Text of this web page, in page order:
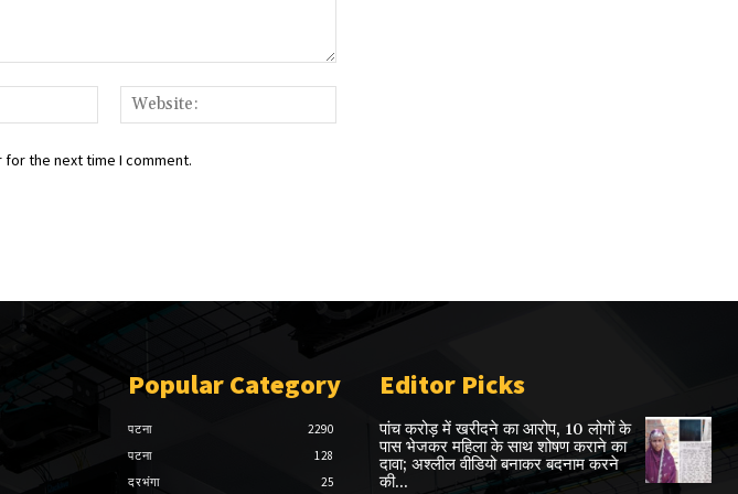
Email:*
the next time I comment.
Popular Category
पटना
2290
पटना
128
दरभंगा
25
Editor Picks
पांच करोड़ में खरीदने का आरोप, 10 लोगों के
पास भेजकर महिला के साथ शोषण कराने का
दावा; अश्लील वीडियो बनाकर बदनाम करने
की...